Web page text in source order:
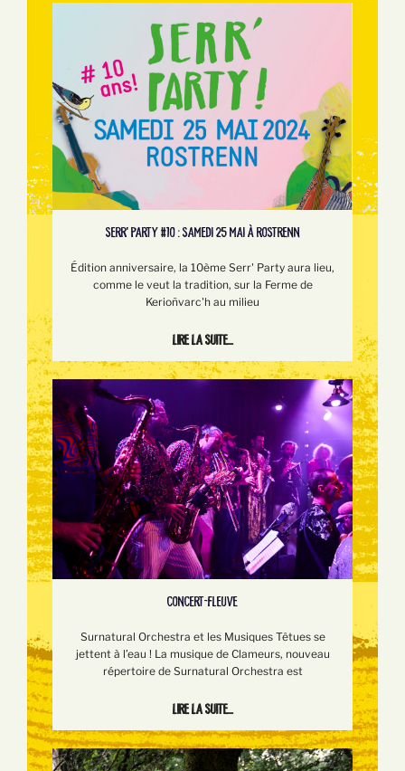
SERR’ PARTY #10 : SAMEDI 25 MAI À ROSTRENN
Édition anniversaire, la 10ème Serr' Party aura lieu,
comme le veut la tradition, sur la Ferme de
Kerioñvarc'h au milieu
Lire la suite...
CONCERT-FLEUVE
Surnatural Orchestra et les Musiques Têtues se
jettent à l’eau ! La musique de Clameurs, nouveau
répertoire de Surnatural Orchestra est
Lire la suite...